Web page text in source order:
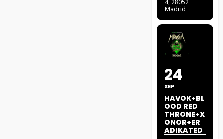
4, 28052
Madrid
24
SEP
HAVOK+BL
OOD RED
THRONE+X
ONOR+ER
ADIKATED